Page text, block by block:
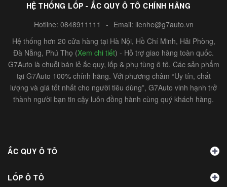
HỆ THỐNG LỐP - ẮC QUY Ô TÔ CHÍNH HÃNG
Hotline: 0848911111 - Email: lienhe@g7auto.vn
Hệ thống hơn 20 cửa hàng tại Hà Nội, Hồ Chí Minh, Hải Phòng,
Đà Nẵng, Phú Thọ (Xem chi tiết) - Hỗ trợ giao hàng toàn quốc.
G7Auto là chuỗi bán lẻ ắc quy, lốp & phụ tùng ô tô. Các sản phẩm
tại G7Auto 100% chính hãng. Với phương châm “Uy tín, chất
lượng và giá tốt nhất cho người tiêu dùng”, G7Auto vinh hạnh trở
thành người bạn tin cậy luôn đồng hành cùng quý khách hàng.
ẮC QUY Ô TÔ
LỐP Ô TÔ